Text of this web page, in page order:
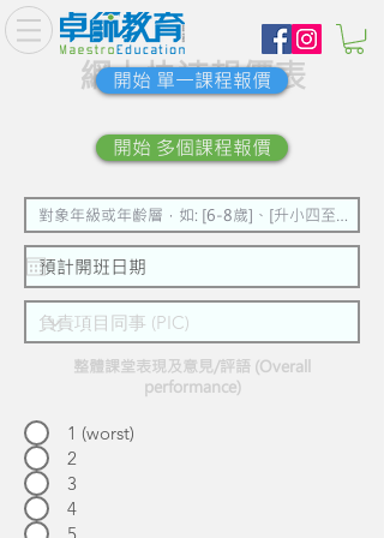
​網上快速報價表
開始 單一課程報價
開始 多個課程報價
整體課堂表現及意見/評語 (Overall
performance)
1 (worst)
2
3
4